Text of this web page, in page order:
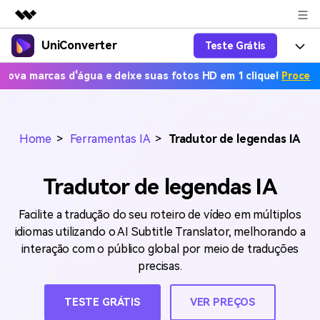
Produtos em destaque
Criatividade digital com IA generativa
Negócios
Soluções
Suporte
UniConverter Teste Grátis
Productos
UniConverter para Windows
AniSmall-Compressor de vídeo
AniSmall para Desktop
texto para áudio e vídeo.
Novo
Conversor de Vídeo
Aproveite recursos de conversão
poderosos e inteligentes.
Soluções
Fãs de Esportes
Onde há esporte, há
UniConverter
Novo
Ofertas Educacionais
Ajuda
Guia
Como usar o Wondershare UniConverter? Aprenda o guia
passo a passo abaixo.
Atualize para a V17
COMPRE AGORA Entrar
d'água e deixe suas fotos HD em 1 clique!Processo em
Home > Ferramentas IA > Tradutor de legendas IA
Tradutor de legendas IA
Facilite a tradução do seu roteiro de vídeo em múltiplos
idiomas utilizando o AI Subtitle Translator, melhorando a
interação com o público global por meio de traduções
precisas.
TESTE GRÁTIS VER PREÇOS